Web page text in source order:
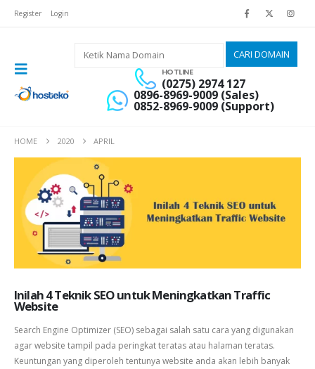
Register Login
HOTLINE
(0275) 2974 127
0896-8969-9009 (Sales)
0852-8969-9009 (Support)
HOME 2020 APRIL
Inilah 4 Teknik SEO untuk Meningkatkan Traffic
Website
Search Engine Optimizer (SEO) sebagai salah satu cara yang digunakan
agar website tampil pada peringkat teratas atau halaman teratas.
Keuntungan yang diperoleh tentunya website anda akan lebih banyak